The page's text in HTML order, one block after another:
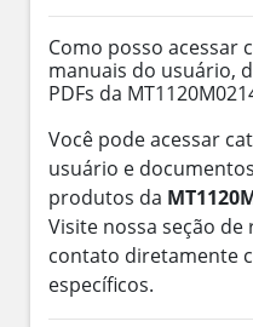
Como posso acessar
manuais do usuário,
PDFs da
Você pode acessar
usuário e
produtos da
Visite nossa seção
contato diretamente
específicos.